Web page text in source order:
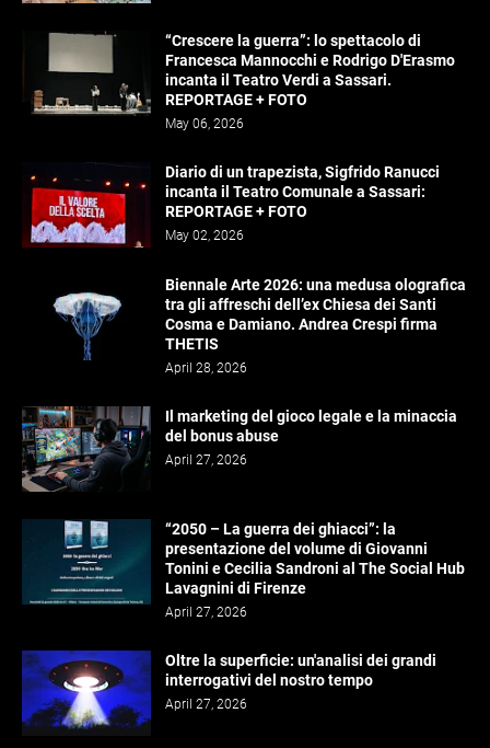
“Crescere la guerra”: lo spettacolo di
Francesca Mannocchi e Rodrigo D'Erasmo
incanta il Teatro Verdi a Sassari.
REPORTAGE + FOTO
May 06, 2026
Diario di un trapezista, Sigfrido Ranucci
incanta il Teatro Comunale a Sassari:
REPORTAGE + FOTO
May 02, 2026
Biennale Arte 2026: una medusa olografica
tra gli affreschi dell’ex Chiesa dei Santi
Cosma e Damiano. Andrea Crespi firma
THETIS
April 28, 2026
Il marketing del gioco legale e la minaccia
del bonus abuse
April 27, 2026
“2050 – La guerra dei ghiacci”: la
presentazione del volume di Giovanni
Tonini e Cecilia Sandroni al The Social Hub
Lavagnini di Firenze
April 27, 2026
Oltre la superficie: un'analisi dei grandi
interrogativi del nostro tempo
April 27, 2026